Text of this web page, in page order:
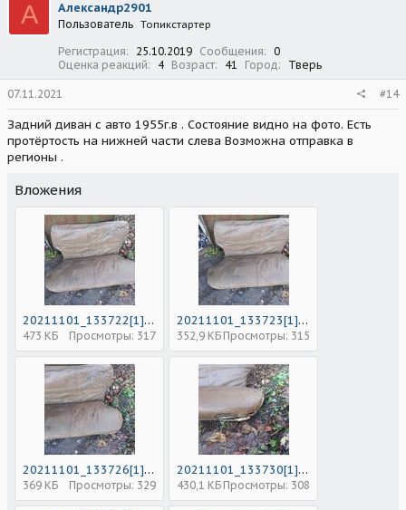
А Александр2901
Пользователь Топикстартер
Регистрация 25.10.2019 Сообщения
0
Оценка реакций
4 Возраст 41 Город Тверь
07.11.2021 #14
Задний диван с авто 1955г.в . Состояние видно на фото. Есть
протёртость на нижней части слева Возможна отправка в
регионы .
Вложения
20211101_133722[1].jpg
473 КБ Просмотры: 317
20211101_133723[1].jpg
352,9 КБ Просмотры: 315
20211101_133726[1].jpg
369 КБ Просмотры: 329
20211101_133730[1].jpg
430,1 КБ Просмотры: 308